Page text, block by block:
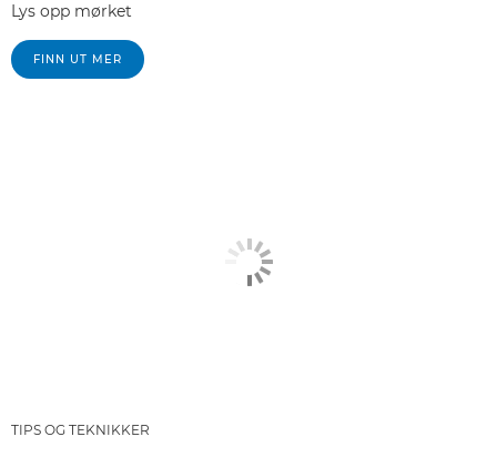
Lys opp mørket
FINN UT MER
TIPS OG TEKNIKKER